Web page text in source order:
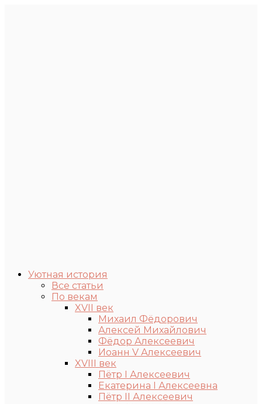
Уютная история
Все статьи
По векам
XVII век
Михаил Фёдорович
Алексей Михайлович
Фёдор Алексеевич
Иоанн V Алексеевич
XVIII век
Пётр I Алексеевич
Екатерина I Алексеевна
Пётр II Алексеевич